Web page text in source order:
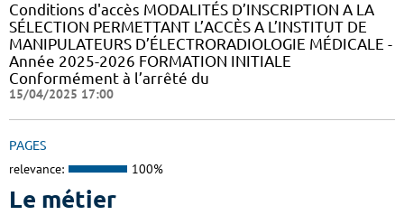
Conditions d'accès MODALITÉS D’INSCRIPTION A LA
SÉLECTION PERMETTANT L’ACCÈS A L’INSTITUT DE
MANIPULATEURS D’ÉLECTRORADIOLOGIE MÉDICALE -
Année 2025-2026 FORMATION INITIALE
Conformément à l’arrêté du
15/04/2025 17:00
PAGES
relevance: 100%
Le métier